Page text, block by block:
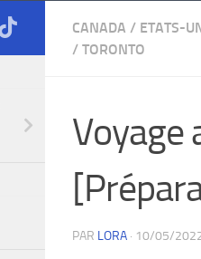
CANADA / ETATS-
/ TORONTO
Voyage
PAR LORA · 10/05/